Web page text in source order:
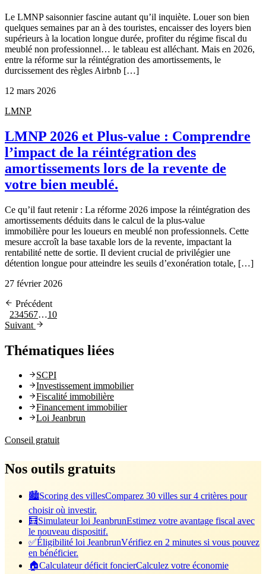
Le LMNP saisonnier fascine autant qu’il inquiète. Louer son bien
quelques semaines par an à des touristes, encaisser des loyers bien
supérieurs à la location longue durée, profiter du régime fiscal du
meublé non professionnel… le tableau est alléchant. Mais en 2026,
entre la réforme sur la réintégration des amortissements, le
durcissement des règles Airbnb […]
12 mars 2026
LMNP
LMNP 2026 et Plus-value : Comprendre
l’impact de la réintégration des
amortissements lors de la revente de
votre bien meublé.
Ce qu’il faut retenir : La réforme 2026 impose la réintégration des
amortissements déduits dans le calcul de la plus-value
immobilière pour les loueurs en meublé non professionnels. Cette
mesure accroît la base taxable lors de la revente, impactant la
rentabilité nette de sortie. Il devient crucial de privilégier une
détention longue pour atteindre les seuils d’exonération totale, […]
27 février 2026
Précédent
234567…10
Suivant
Thématiques liées
SCPI
Investissement immobilier
Fiscalité immobilière
Financement immobilier
Loi Jeanbrun
Conseil gratuit📊 Bilan investisseur gratuit
Nos outils gratuits
🏙️Scoring des villesComparez 30 villes sur 4 critères pour
choisir où investir.
🧮Simulateur loi JeanbrunEstimez votre avantage fiscal avec
le nouveau dispositif.
✅Éligibilité loi JeanbrunVérifiez en 2 minutes si vous pouvez
en bénéficier.
🏠Calculateur déficit foncierCalculez votre économie